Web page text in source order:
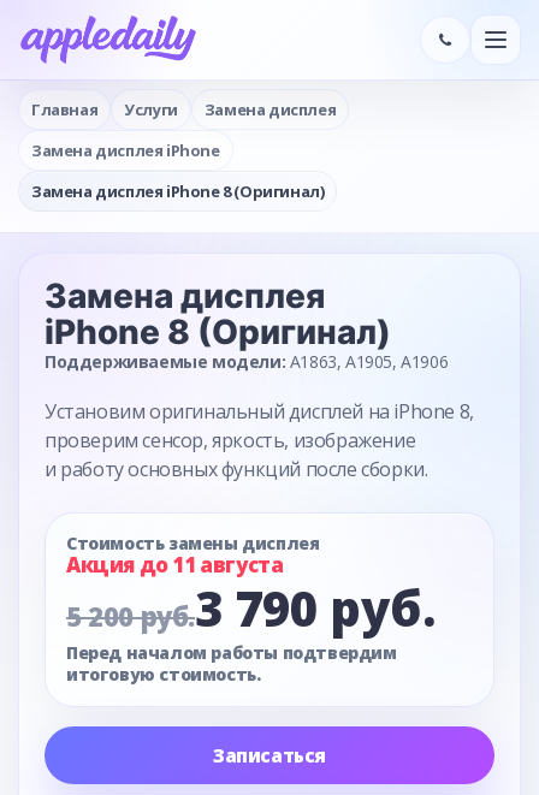
Главная Услуги
Замена дисплея
Замена дисплея iPhone
Замена дисплея iPhone 8 (Оригинал)
Замена дисплея
iPhone 8 (Оригинал)
Поддерживаемые модели: A1863, A1905, A1906
Установим оригинальный дисплей на iPhone 8,
проверим сенсор, яркость, изображение
и работу основных функций после сборки.
Стоимость замены дисплея
Акция до 11 августа
5 200 руб.3 790 руб.
Перед началом работы подтвердим
итоговую стоимость.
Записаться